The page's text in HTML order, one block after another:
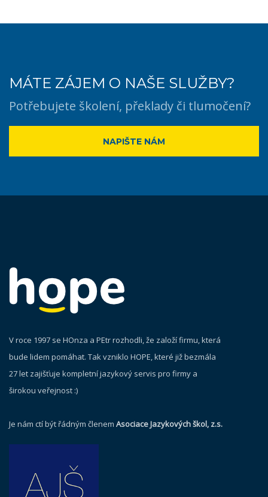
MÁTE ZÁJEM O NAŠE SLUŽBY?
Potřebujete školení, překlady či tlumočení?
NAPIŠTE NÁM
V roce 1997 se HOnza a PEtr rozhodli, že založí firmu, která
bude lidem pomáhat. Tak vzniklo HOPE, které již bezmála
27 let zajišťuje kompletní jazykový servis pro firmy a
širokou veřejnost :)
Je nám ctí být řádným členem Asociace Jazykových škol, z.s.